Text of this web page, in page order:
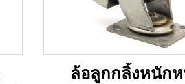
ล้อลูกกลิ้งหนัก